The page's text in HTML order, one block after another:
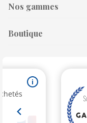
Nos gammes
Boutique